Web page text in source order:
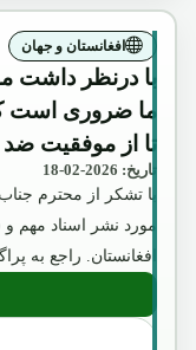
افغانستان و جهان
با درنظر داشت
ما ضروری است
تا از موفقیت ضد
موضع حفیظ
شود.»
تاریخ: 2026-02-18
با تشکر از محترم
مورد نشر اسناد مهم
افغانستان. راجع به